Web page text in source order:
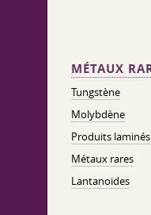
MÉTAUX
Tungstène
Molybdène
Produits
Métaux rares
Lantanoïdes